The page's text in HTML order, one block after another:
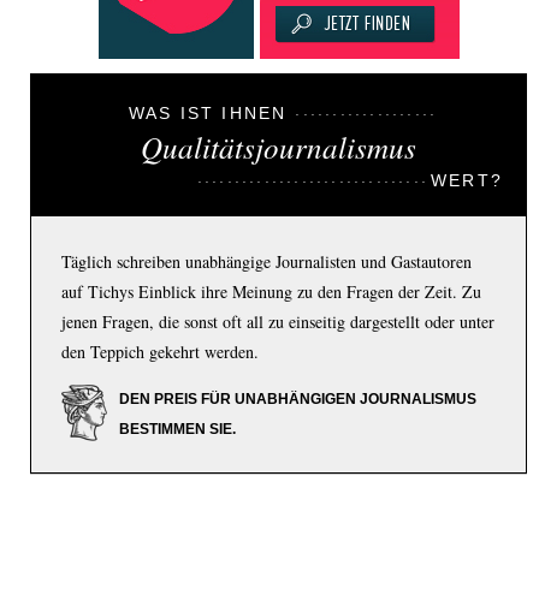
WAS IST IHNEN
Qualitätsjournalismus
WERT?
Täglich schreiben unabhängige Journalisten und Gastautoren
auf Tichys Einblick ihre Meinung zu den Fragen der Zeit. Zu
jenen Fragen, die sonst oft all zu einseitig dargestellt oder unter
den Teppich gekehrt werden.
DEN PREIS FÜR UNABHÄNGIGEN JOURNALISMUS
BESTIMMEN SIE.